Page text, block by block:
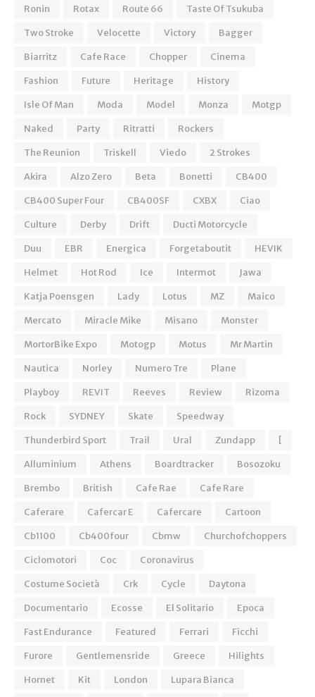
Ronin
Rotax Route 66
Taste Of Tsukuba
Two Stroke
Velocette Victory
Bagger
Biarritz
Cafe Race Chopper
Cinema
Fashion
Future Heritage
History
Isle Of Man
Moda Model Monza
Motgp
Naked
Party Ritratti
Rockers
The Reunion
Triskell Viedo
2 Strokes
Akira
Alzo Zero Beta Bonetti
CB400
CB400 Super Four
CB400SF CXBX
Ciao
Culture
Derby Drift
Ducti Motorcycle
Duu
EBR Energica Forgetaboutit
HEVIK
Helmet
Hot Rod Ice Intermot
Jawa
Katja Poensgen
Lady Lotus MZ
Maico
Mercato
Miracle Mike Misano
Monster
MortorBike Expo
Motogp Motus
Mr Martin
Nautica
Norley Numero Tre
Plane
Playboy
REVIT Reeves Review
Rizoma
Rock
SYDNEY Skate
Speedway
Thunderbird Sport
Trail Ural Zundapp
[
Alluminium
Athens Boardtracker
Bosozoku
Brembo
British Cafe Rae
Cafe Rare
Caferare
Cafercar E Cafercare
Cartoon
Cb1100
Cb400four Cbmw
Churchofchoppers
Ciclomotori
Coc
Coronavirus
Costume Società
Crk Cycle
Daytona
Documentario
Ecosse El Solitario
Epoca
Fast Endurance
Featured Ferrari
Ficchi
Furore
Gentlemensride Greece
Hilights
Hornet
Kit London
Lupara Bianca